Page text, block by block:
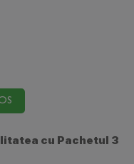
cu Pachetul 3